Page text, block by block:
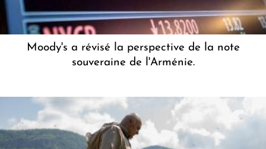
Moody's a révisé la perspective de la note
souveraine de l'Arménie.